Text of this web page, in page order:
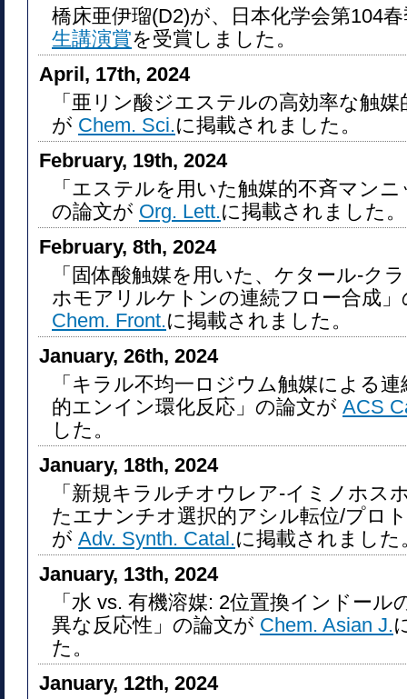
橋床亜伊瑠(D2)が、日本化学会第104
生講演賞を受賞しました。
April, 17th, 2024
「亜リン酸ジエステルの高効率な触
が Chem. Sci.に掲載されました。
February, 19th, 2024
「エステルを用いた触媒的不斉マン
の論文が Org. Lett.に掲載されました。
February, 8th, 2024
「固体酸触媒を用いた、ケタール-ク
ホモアリルケトンの連続フロー合成
Chem. Front.に掲載されました。
January, 26th, 2024
「キラル不均一ロジウム触媒による
的エンイン環化反応」の論文が ACS
した。
January, 18th, 2024
「新規キラルチオウレア-イミノホス
たエナンチオ選択的アシル転位/プロ
が Adv. Synth. Catal.に掲載されました
January, 13th, 2024
「水 vs. 有機溶媒: 2位置換インドール
異な反応性」の論文が Chem. Asian J.
た。
January, 12th, 2024